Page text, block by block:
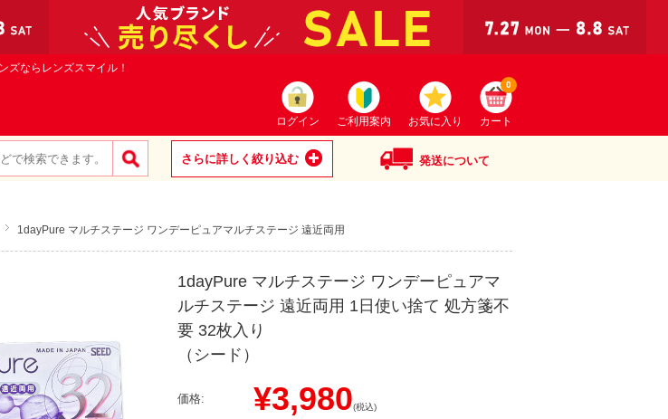
ズならレンズスマイル！
ログイン ご利用案内 お気に入り カート
0
さらに詳しく絞り込む 発送について
1dayPure マルチステージ ワンデーピュアマルチステージ 遠近両用
1dayPure マルチステージ ワンデーピュアマ
ルチステージ 遠近両用 1日使い捨て 処方箋不
要 32枚入り
（シード）
価格: ¥3,980(税込)